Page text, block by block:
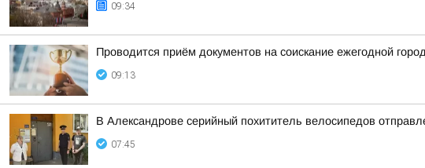
09:34
Проводится приём документов на соискание ежегодной
09:13
В Александрове серийный похититель велосипедов
07:45